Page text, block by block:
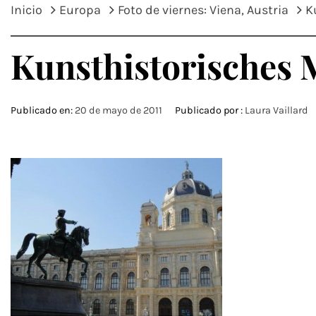
Inicio Europa Foto de viernes: Viena, Austria
Kunsthistorisches
Publicado en: 20 de mayo de 2011 Publicado por : Laura Vaillard